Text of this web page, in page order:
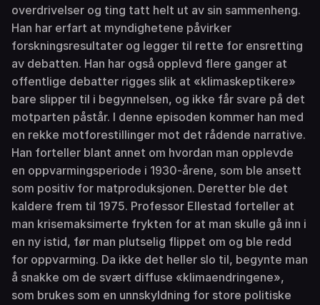
overdrivelser og ting tatt helt ut av sin sammenheng.
Han har erfart at myndighetene påvirker
forskningsresultater og legger til rette for ensretting
av debatten. Han har også opplevd flere ganger at
offentlige debatter rigges slik at «klimaskeptikere»
bare slipper til i begynnelsen, og ikke får svare på det
motparten påstår. I denne episoden kommer han med
en rekke motforestillinger mot det rådende narrative.
Han forteller blant annet om hvordan man opplevde
en oppvarmingsperiode i 1930-årene, som ble ansett
som positiv for matproduksjonen. Deretter ble det
kaldere frem til 1975. Professor Ellestad forteller at
man krisemaksimerte frykten for at man skulle gå inn i
en ny istid, før man plutselig flippet om og ble redd
for oppvarming. Da ikke det heller slo til, begynte man
å snakke om de svært diffuse «klimaendringene»,
som brukes som en unnskyldning for store politiske